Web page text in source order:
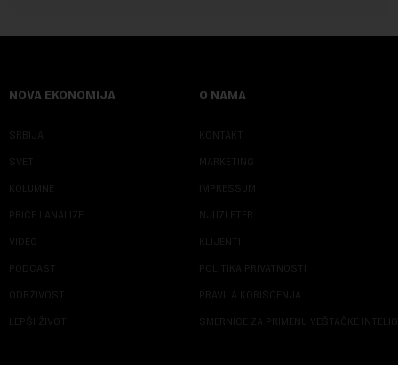
NOVA EKONOMIJA
SRBIJA
SVET
KOLUMNE
PRIČE I ANALIZE
VIDEO
PODCAST
ODRŽIVOST
LEPŠI ŽIVOT
O NAMA
KONTAKT
MARKETING
IMPRESSUM
NJUZLETER
KLIJENTI
POLITIKA PRIVATNOSTI
PRAVILA KORIŠĆENJA
SMERNICE ZA PRIMENU VEŠTAČKE